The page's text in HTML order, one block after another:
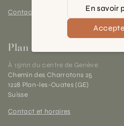
Contact et horaires
Plan-les-Ouates
À 15mn du centre de Genève
Chemin des Charrotons 25
1228 Plan-les-Ouates (GE)
Suisse
Contact et horaires
En savoir